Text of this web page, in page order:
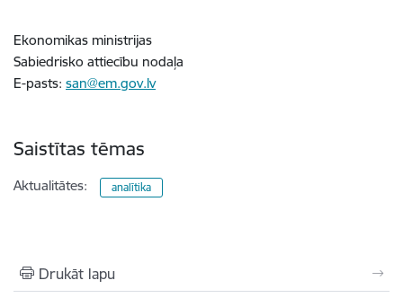
Ekonomikas ministrijas
Sabiedrisko attiecību nodaļa
E-pasts: san@em.gov.lv
Saistītas tēmas
Aktualitātes: analītika
Drukāt lapu